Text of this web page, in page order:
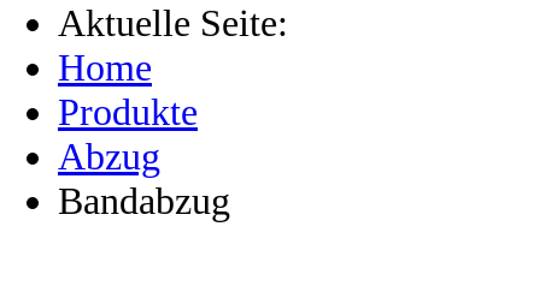
Aktuelle Seite:
Home
Produkte
Abzug
Bandabzug